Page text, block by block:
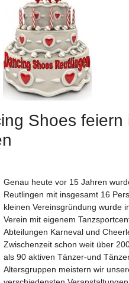
Shoes feiern
Genau heute vor 15 Jahren
Reutlingen mit insgesamt 16
kleinen Vereinsgründung wurde
Verein mit eigenem
Abteilungen Karneval und
Zwischenzeit schon weit über
als 90 aktiven Tänzer-und
Altersgruppen meistern wir